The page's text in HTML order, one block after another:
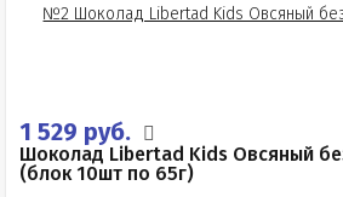
1 529 руб.
Шоколад Libertad Kids Овсяный
(блок 10шт по 65г)